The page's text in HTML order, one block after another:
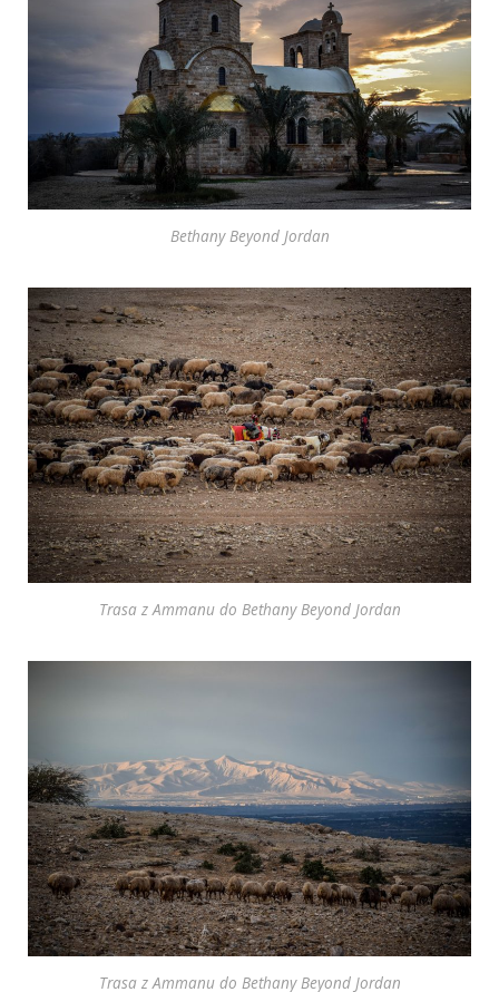
Bethany Beyond Jordan
Trasa z Ammanu do Bethany Beyond Jordan
Trasa z Ammanu do Bethany Beyond Jordan